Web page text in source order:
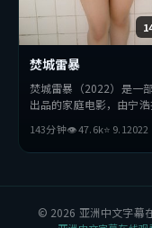
焚城雷暴
焚城雷暴（2022）是一
出品的家庭电影，由宁浩
影片在叙事与视听上力求
探讨人性与抉择，节奏
143分钟👁47.6k⭐ 9.12022
© 2026 亚洲中文字幕